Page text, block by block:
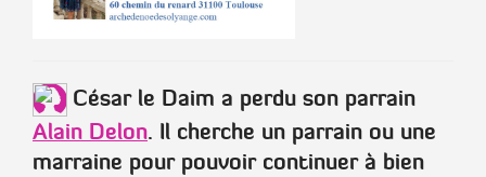
Césarle Daim a perdu son parrain
Alain Delon. Il cherche un parrain ou une
marraine pour pouvoir continuer à bien